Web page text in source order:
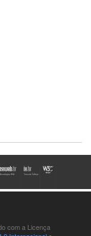
com a Licença